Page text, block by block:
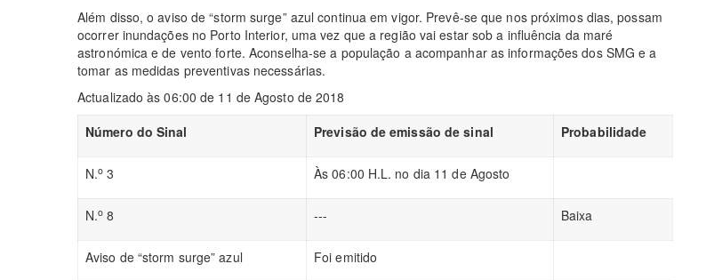
Além disso, o aviso de “storm surge” azul continua em vigor. Prevê-se que nos próximos dias, possam
ocorrer inundações no Porto Interior, uma vez que a região vai estar sob a influência da maré
astronómica e de vento forte. Aconselha-se a população a acompanhar as informações dos SMG e a
tomar as medidas preventivas necessárias.
Actualizado às 06:00 de 11 de Agosto de 2018
Número do Sinal
Previsão de emissão de sinal Probabilidade
N.o 3 Às 06:00 H.L. no dia 11 de Agosto
N.o 8 --- Baixa
Aviso de “storm surge” azul Foi emitido